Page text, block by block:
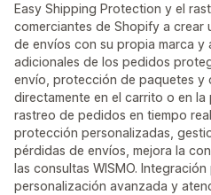
Easy Shipping Protection y el
comerciantes de Shopify a crear
de envíos con su propia marca y
adicionales de los pedidos
envío, protección de paquetes y
directamente en el carrito o en la
rastreo de pedidos en tiempo
protección personalizadas,
pérdidas de envíos, mejora la
las consultas WISMO.
personalización avanzada y